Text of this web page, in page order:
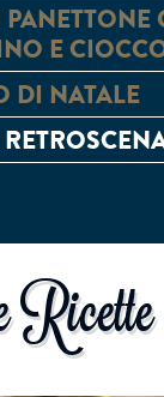
E
DI NATALE